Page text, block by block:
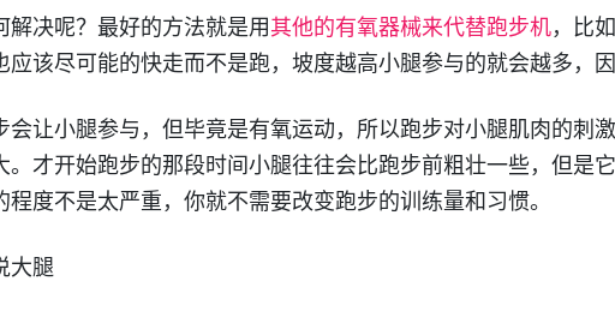
解决呢？最好的方法就是用 其他的有氧器械来代替跑步机，比
应该尽可能的快走而不是跑，坡度越高小腿参与的就会越多，
会让小腿参与，但毕竟是有氧运动，所以跑步对小腿肌肉的刺
。才开始跑步的那段时间小腿往往会比跑步前粗壮一些，但是
程度不是太严重，你就不需要改变跑步的训练量和习惯。
大腿